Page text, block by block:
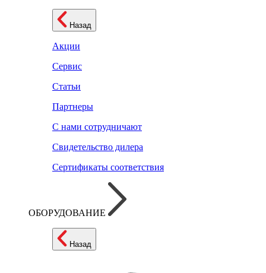
Назад
Акции
Сервис
Статьи
Партнеры
С нами сотрудничают
Свидетельство дилера
Сертификаты соответствия
ОБОРУДОВАНИЕ
Назад